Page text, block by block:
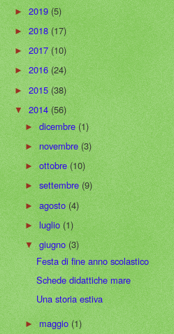
►2019(5)
►2018(17)
► 2017(10)
►2016(24)
►2015(38)
▼2014(56)
►dicembre(1)
►novembre(3)
►ottobre(10)
►settembre(9)
►agosto(4)
►luglio(1)
▼giugno(3)
Festa di fine anno scolastico
Schede didattiche mare
Una storia estiva
►maggio(1)